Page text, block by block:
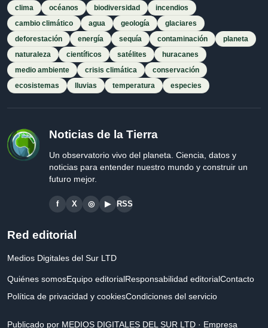
clima océanos biodiversidad
incendios
cambio climático
agua geología
glaciares
deforestación
energía sequía contaminación
planeta
naturaleza
científicos satélites
huracanes
medio ambiente
crisis climática
conservación
ecosistemas
lluvias temperatura especies
Noticias de la Tierra
Un observatorio vivo del planeta. Ciencia, datos y
noticias para entender nuestro mundo y construir un
futuro mejor.
f X ◎ ▶ RSS
Red editorial
Medios Digitales del Sur LTD
Quiénes somosEquipo editorialResponsabilidad editorialContacto
Política de privacidad y cookiesCondiciones del servicio
Publicado por MEDIOS DIGITALES DEL SUR LTD · Empresa